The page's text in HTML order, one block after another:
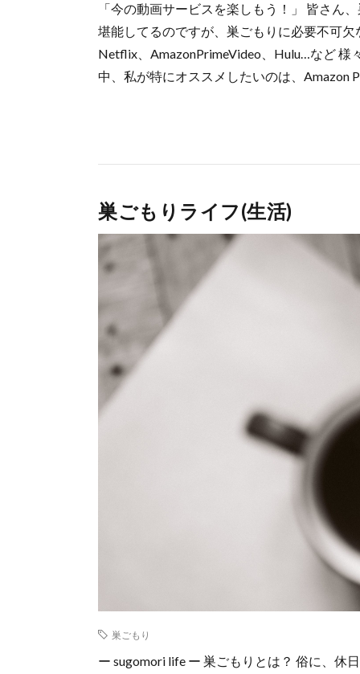
「今の動画サービスを楽しもう！」 皆さん
堪能してるのですが、巣ごもりに必要不可欠
Netflix、AmazonPrimeVideo、Hulu…など 様
中、私が特にオススメしたいのは、Amazon
巣ごもりライフ(生活)
巣ごもり
ー sugomori life ー 巣ごもりとは？ 俗に、休